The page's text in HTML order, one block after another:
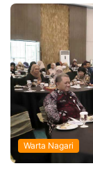
Warta Nagari